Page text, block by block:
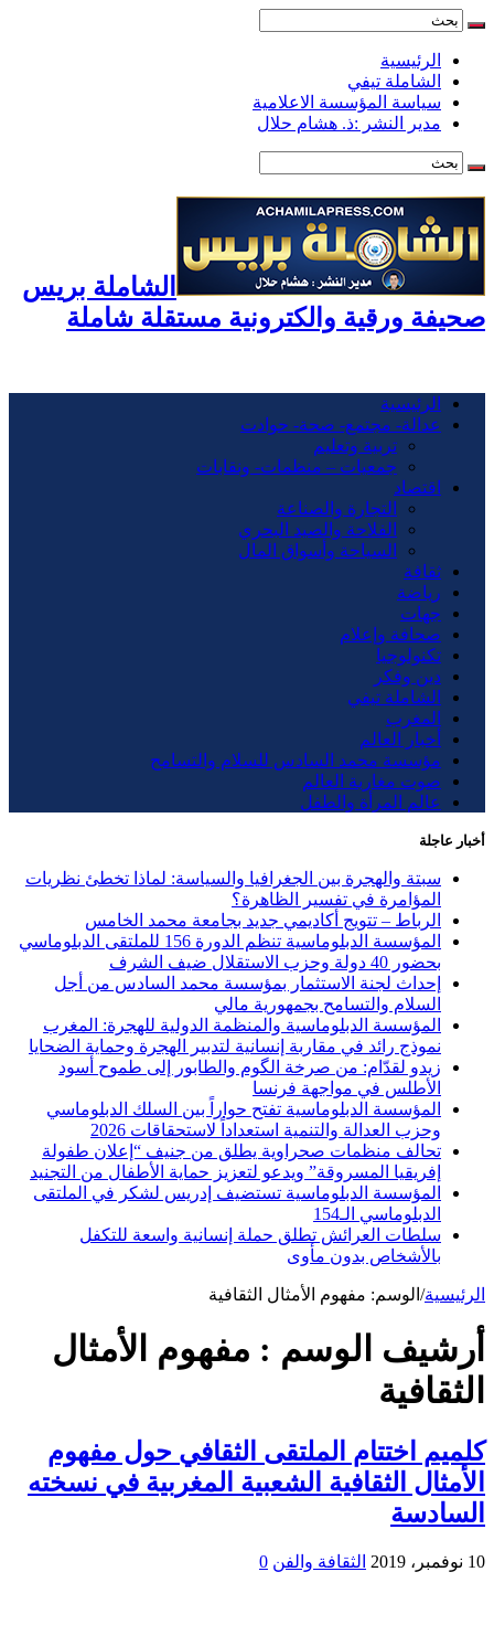
الرئيسية
الشاملة تيفي
سياسة المؤسسة الاعلامية
مدير النشر :ذ. هشام حلال
الشاملة بريس
صحيفة ورقية والكترونية مستقلة شاملة
الرئيسية
عدالة- مجتمع- صحة- حوادت
تربية وتعليم
جمعيات – منظمات- ونقابات
اقتصاد
التجارة والصناعة
الفلاحة والصيد البحري
السياحة وأسواق المال
ثقافة
رياضة
جهات
صحافة وإعلام
تكنولوجيا
دين وفكر
الشاملة تيفي
المغرب
أخبار العالم
مؤسسة محمد السادس للسلام والتسامح
صوت مغاربة العالم
عالم المرأة والطفل
أخبار عاجلة
سبتة والهجرة بين الجغرافيا والسياسة: لماذا تخطئ نظريات
المؤامرة في تفسير الظاهرة؟
الرباط – تتويج أكاديمي جديد بجامعة محمد الخامس
المؤسسة الدبلوماسية تنظم الدورة 156 للملتقى الدبلوماسي
بحضور 40 دولة وحزب الاستقلال ضيف الشرف
إحداث لجنة الاستثمار بمؤسسة محمد السادس من أجل
السلام والتسامح بجمهورية مالي
المؤسسة الدبلوماسية والمنظمة الدولية للهجرة: المغرب
نموذج رائد في مقاربة إنسانية لتدبير الهجرة وحماية الضحايا
زيدو لقدّام: من صرخة الگوم والطابور إلى طموح أسود
الأطلس في مواجهة فرنسا
المؤسسة الدبلوماسية تفتح حواراً بين السلك الدبلوماسي
وحزب العدالة والتنمية استعداداً لاستحقاقات 2026
تحالف منظمات صحراوية يطلق من جنيف “إعلان طفولة
إفريقيا المسروقة” ويدعو لتعزيز حماية الأطفال من التجنيد
المؤسسة الدبلوماسية تستضيف إدريس لشكر في الملتقى
الدبلوماسي الـ154
سلطات العرائش تطلق حملة إنسانية واسعة للتكفل
بالأشخاص بدون مأوى
الرئيسية/ الوسم: مفهوم الأمثال الثقافية
أرشيف الوسم : مفهوم الأمثال
الثقافية
كلميم اختتام الملتقى الثقافي حول مفهوم
الأمثال الثقافية الشعبية المغربية في نسخته
السادسة
10 نوفمبر، 2019 الثقافة والفن 0